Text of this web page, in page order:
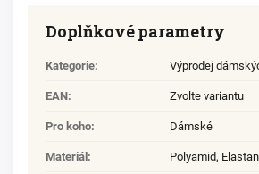
Doplňkové parametry
Kategorie: Výprodej
EAN: Zvolte variantu
Pro koho: Dámské
Materiál : Polyamid, Elastan